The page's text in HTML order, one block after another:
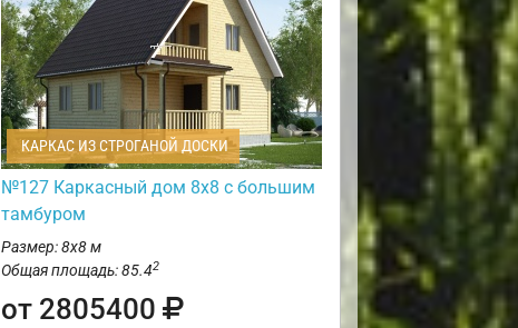
КАРКАС ИЗ СТРОГАНОЙ ДОСКИ
№127 Каркасный дом 8х8 с большим
тамбуром
Размер: 8х8 м
Общая площадь: 85.42
от 2805400